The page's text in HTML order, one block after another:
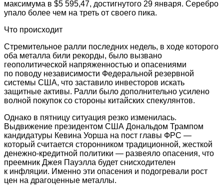
максимума в $5 595,47, достигнутого 29 января. Серебро
упало более чем на треть от своего пика.
Что происходит
Стремительное ралли последних недель, в ходе которого
оба металла били рекорды, было вызвано
геополитической напряженностью и опасениями
по поводу независимости Федеральной резервной
системы США, что заставило инвесторов искать
защитные активы. Ралли было дополнительно усилено
волной покупок со стороны китайских спекулянтов.
Однако в пятницу ситуация резко изменилась.
Выдвижение президентом США Дональдом Трампом
кандидатуры Кевина Уорша на пост главы ФРС —
который считается сторонником традиционной, жесткой
денежно-кредитной политики — развеяло опасения, что
преемник Джея Пауэлла будет снисходителен
к инфляции. Именно эти опасения и подогревали рост
цен на драгоценные металлы.